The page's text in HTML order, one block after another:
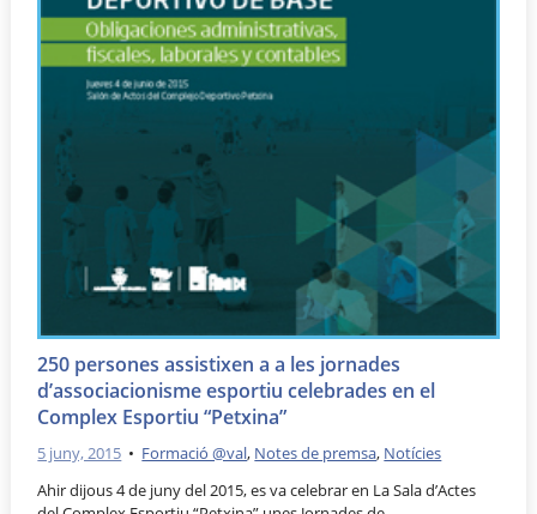
250 persones assistixen a a les jornades
d’associacionisme esportiu celebrades en el
Complex Esportiu “Petxina”
5 juny, 2015 • Formació @val, Notes de premsa, Notícies
Ahir dijous 4 de juny del 2015, es va celebrar en La Sala d’Actes